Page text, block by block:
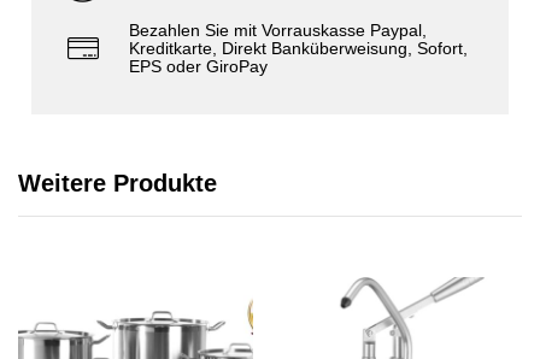
Bezahlen Sie mit Vorrauskasse Paypal,
Kreditkarte, Direkt Banküberweisung, Sofort,
EPS oder GiroPay
Weitere Produkte